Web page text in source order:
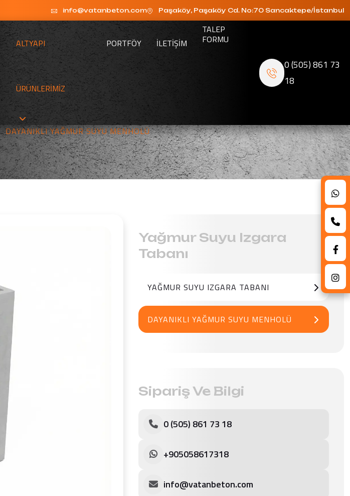
info@vatanbeton.com Paşaköy, Paşaköy Cd. No:70 Sancaktepe/İstanbul
ALTYAPI
ÜRÜNLERIMIZ
PORTFÖY ILETIŞIM
TALEP
FORMU
0 (505) 861 73
18
DAYANIKLI YAĞMUR SUYU MENHOLÜ
Yağmur Suyu Izgara
Tabanı
YAĞMUR SUYU IZGARA TABANI
DAYANIKLI YAĞMUR SUYU MENHOLÜ
Sipariş Ve Bilgi
0 (505) 861 73 18
+905058617318
info@vatanbeton.com